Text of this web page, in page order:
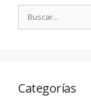
Categorías